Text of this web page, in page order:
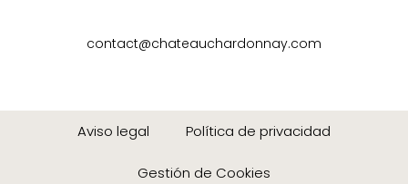
contact@chateauchardonnay.com
Aviso legal Política de privacidad
Gestión de Cookies